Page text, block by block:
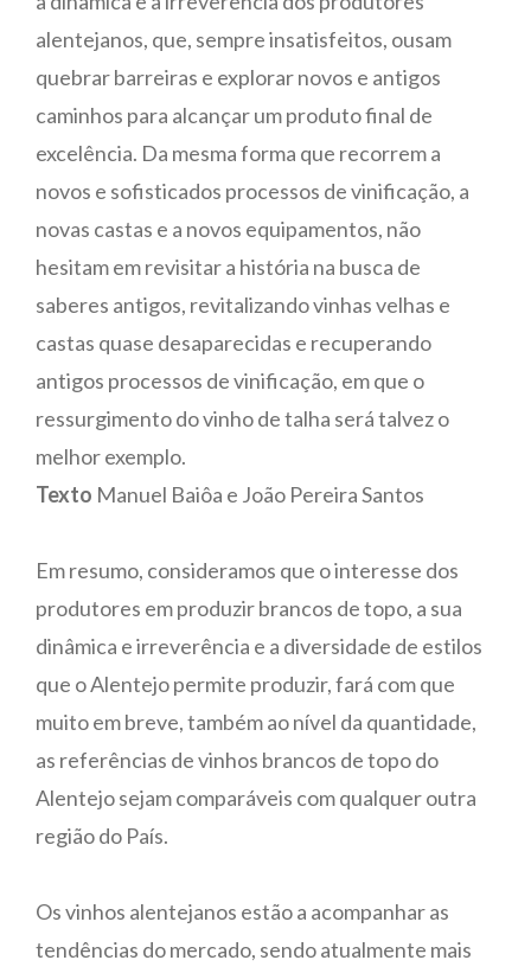
alentejanos, que, sempre insatisfeitos, ousam
quebrar barreiras e explorar novos e antigos
caminhos para alcançar um produto final de
excelência. Da mesma forma que recorrem a
novos e sofisticados processos de vinificação, a
novas castas e a novos equipamentos, não
hesitam em revisitar a história na busca de
saberes antigos, revitalizando vinhas velhas e
castas quase desaparecidas e recuperando
antigos processos de vinificação, em que o
ressurgimento do vinho de talha será talvez o
melhor exemplo.
Texto Manuel Baiôa e João Pereira Santos
Em resumo, consideramos que o interesse dos
produtores em produzir brancos de topo, a sua
dinâmica e irreverência e a diversidade de estilos
que o Alentejo permite produzir, fará com que
muito em breve, também ao nível da quantidade,
as referências de vinhos brancos de topo do
Alentejo sejam comparáveis com qualquer outra
região do País.
Os vinhos alentejanos estão a acompanhar as
tendências do mercado, sendo atualmente mais